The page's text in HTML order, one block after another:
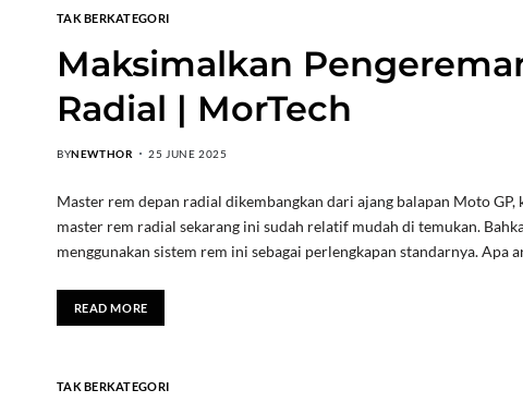
TAK BERKATEGORI
Maksimalkan
Radial | MorTech
BYNEWTHOR 25 JUNE 2025
Master rem depan radial dikembangkan dari ajang balapan Moto
master rem radial sekarang ini sudah relatif mudah di temukan.
menggunakan sistem rem ini sebagai perlengkapan standarnya. Apa
READ MORE
TAK BERKATEGORI